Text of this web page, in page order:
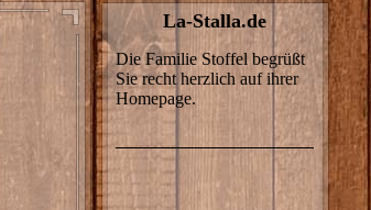
La-Stalla.de
Die Familie Stoffel begrüßt
Sie recht herzlich auf ihrer
Homepage.